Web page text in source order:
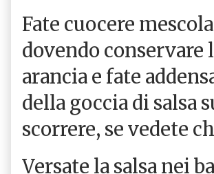
Fate cuocere
dovendo conservare
arancia e fate
della goccia di salsa
scorrere, se vedete
Versate la salsa nei